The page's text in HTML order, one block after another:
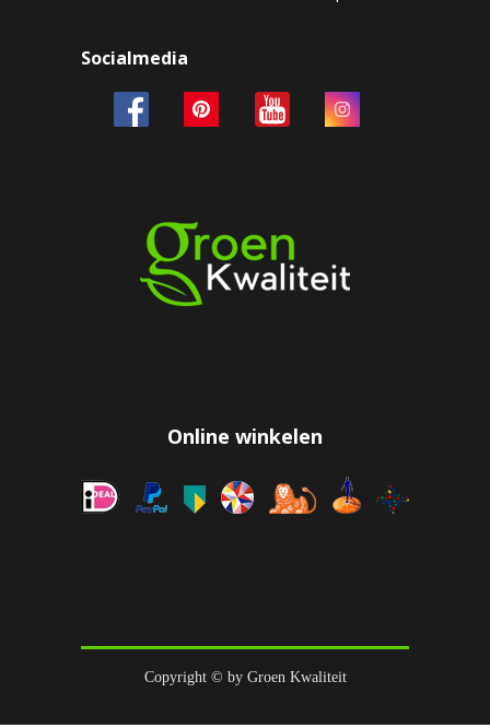
Socialmedia
Online winkelen
Copyright © by Groen Kwaliteit